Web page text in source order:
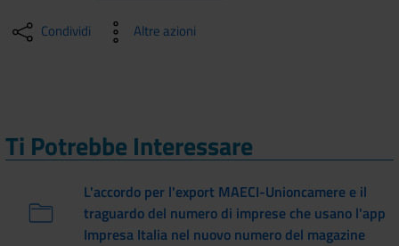
Condividi Altre azioni
Ti Potrebbe Interessare
L'accordo per l'export MAECI-Unioncamere e il
traguardo del numero di imprese che usano l'app
Impresa Italia nel nuovo numero del magazine